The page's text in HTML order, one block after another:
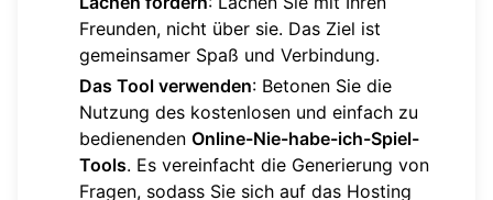
Freunden, nicht über sie. Das Ziel ist
gemeinsamer Spaß und Verbindung.
Das Tool verwenden: Betonen Sie die
Nutzung des kostenlosen und einfach zu
bedienenden Online-Nie-habe-ich-Spiel-
Tools. Es vereinfacht die Generierung von
Fragen, sodass Sie sich auf das Hosting